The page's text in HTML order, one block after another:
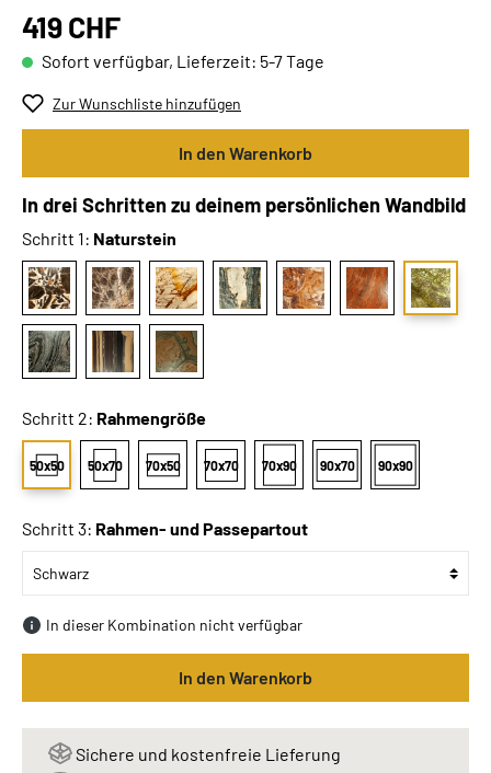
419 CHF
Sofort verfügbar, Lieferzeit: 5-7 Tage
Zur Wunschliste hinzufügen
In den Warenkorb
In drei Schritten zu deinem persönlichen Wandbild
Schritt 1: Naturstein
Schritt 2: Rahmengröße
50x50 50x70 70x50 70x70 70x90 90x70 90x90
Schritt 3: Rahmen- und Passepartout
In dieser Kombination nicht verfügbar
In den Warenkorb
Sichere und kostenfreie Lieferung